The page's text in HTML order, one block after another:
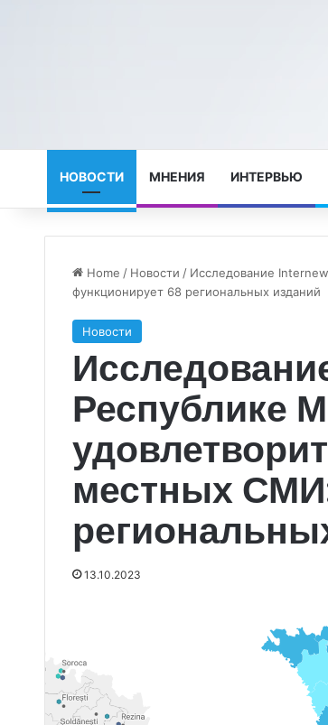
НОВОСТИ МНЕНИЯ ИНТЕРВЬЮ
Home / Новости / Исследование
функционирует 68 региональных изданий
Новости
Республике
местных
13.10.2023